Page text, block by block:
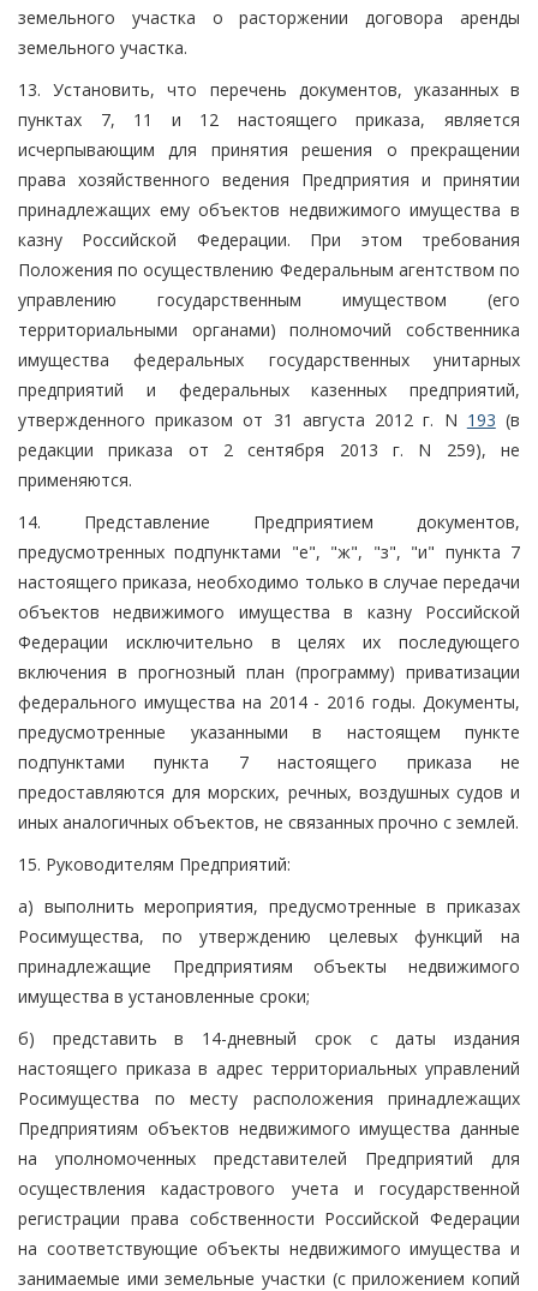
земельного участка о расторжении договора аренды
земельного участка.
13. Установить, что перечень документов, указанных в
пунктах 7, 11 и 12 настоящего приказа, является
исчерпывающим для принятия решения о прекращении
права хозяйственного ведения Предприятия и принятии
принадлежащих ему объектов недвижимого имущества в
казну Российской Федерации. При этом требования
Положения по осуществлению Федеральным агентством по
управлению государственным имуществом (его
территориальными органами) полномочий собственника
имущества федеральных государственных унитарных
предприятий и федеральных казенных предприятий,
утвержденного приказом от 31 августа 2012 г. N 193 (в
редакции приказа от 2 сентября 2013 г. N 259), не
применяются.
14. Представление Предприятием документов,
предусмотренных подпунктами "е", "ж", "з", "и" пункта 7
настоящего приказа, необходимо только в случае передачи
объектов недвижимого имущества в казну Российской
Федерации исключительно в целях их последующего
включения в прогнозный план (программу) приватизации
федерального имущества на 2014 - 2016 годы. Документы,
предусмотренные указанными в настоящем пункте
подпунктами пункта 7 настоящего приказа не
предоставляются для морских, речных, воздушных судов и
иных аналогичных объектов, не связанных прочно с землей.
15. Руководителям Предприятий:
а) выполнить мероприятия, предусмотренные в приказах
Росимущества, по утверждению целевых функций на
принадлежащие Предприятиям объекты недвижимого
имущества в установленные сроки;
б) представить в 14-дневный срок с даты издания
настоящего приказа в адрес территориальных управлений
Росимущества по месту расположения принадлежащих
Предприятиям объектов недвижимого имущества данные
на уполномоченных представителей Предприятий для
осуществления кадастрового учета и государственной
регистрации права собственности Российской Федерации
на соответствующие объекты недвижимого имущества и
занимаемые ими земельные участки (с приложением копий